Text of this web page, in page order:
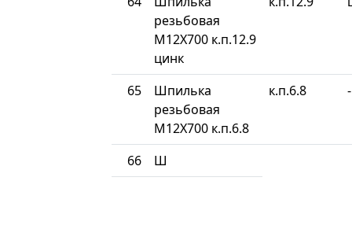
резьбовая
М12Х700 к.п.12.9
цинк
65
Шпилька
резьбовая
М12Х700 к.п.6.8
к.п.6.8 -
66 Ш